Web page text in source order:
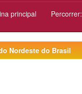
principal Percorrer:
Nordeste do Brasil